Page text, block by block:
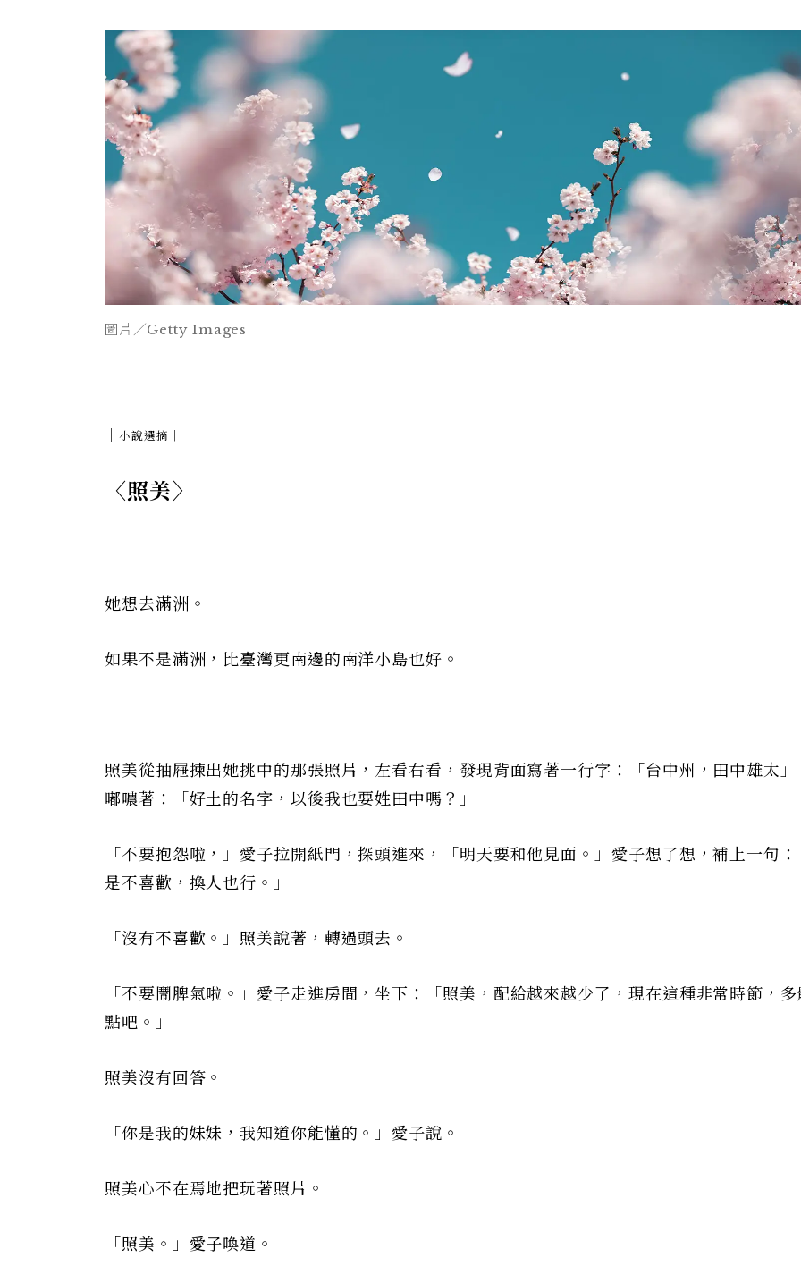
圖片／Getty Images
小說選摘｜
〈照美〉
她想去滿洲。
如果不是滿洲，比臺灣更南邊的南洋小島也好。
照美從抽屜揀出她挑中的那張照片，左看右看，發現背面寫著一行字：「台中州，田中雄太
嘟噥著：「好土的名字，以後我也要姓田中嗎？」
「不要抱怨啦，」愛子拉開紙門，探頭進來，「明天要和他見面。」愛子想了想，補上一句
是不喜歡，換人也行。」
「沒有不喜歡。」照美說著，轉過頭去。
「不要鬧脾氣啦。」愛子走進房間，坐下：「照美，配給越來越少了，現在這種非常時節，
點吧。」
照美沒有回答。
「你是我的妹妹，我知道你能懂的。」愛子說。
照美心不在焉地把玩著照片。
「照美。」愛子喚道。